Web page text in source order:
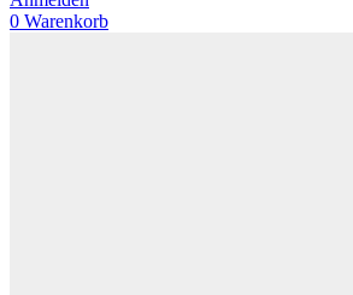
0 Warenkorb